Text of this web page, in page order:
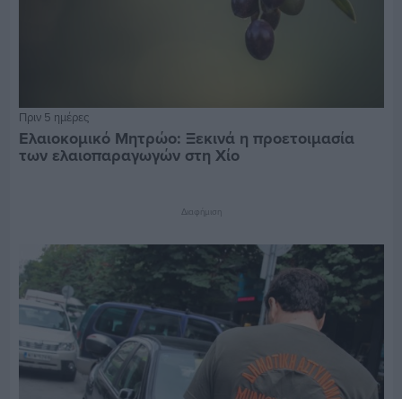
Πριν 5 ημέρες
Ελαιοκομικό Μητρώο: Ξεκινά η προετοιμασία
των ελαιοπαραγωγών στη Χίο
Διαφήμιση